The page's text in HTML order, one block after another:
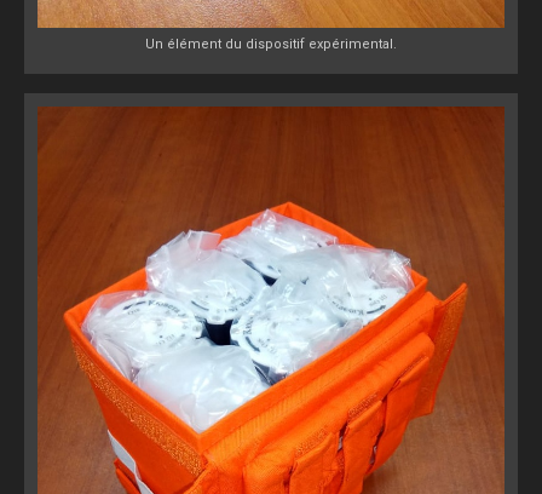
Un élément du dispositif expérimental.